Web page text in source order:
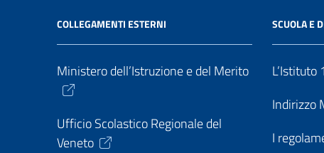
COLLEGAMENTI ESTERNI
Ministero dell’Istruzione e del Merito
Ufficio Scolastico Regionale del
Veneto
SCUOLA E
L’Istituto
Indirizzo
I